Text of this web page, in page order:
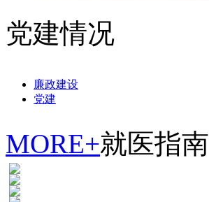
党建情况
廉政建设
党建
MORE+就医指南